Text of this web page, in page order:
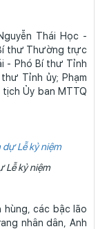
Thái Học -
thư Thường trực
- Phó Bí thư Tỉnh
Tỉnh ủy; Phạm
Ủy ban MTTQ
Lễ kỷ niệm
hùng, các bậc lão
nhân dân, Anh